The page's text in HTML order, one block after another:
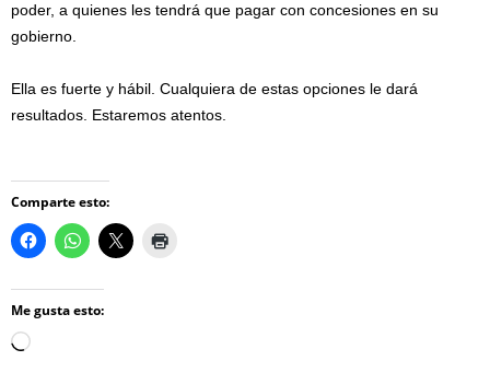
poder, a quienes les tendrá que pagar con concesiones en su
gobierno.
Ella es fuerte y hábil. Cualquiera de estas opciones le dará
resultados. Estaremos atentos.
Comparte esto:
Me gusta esto:
Loading…